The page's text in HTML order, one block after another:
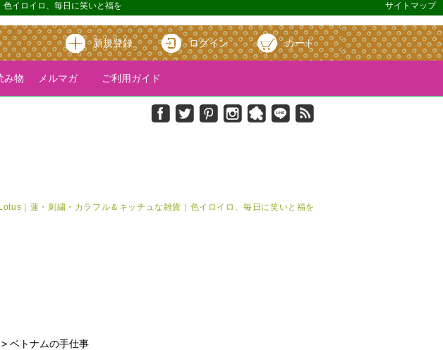
イロイロ、毎日に笑いと福を サイトマップ
新規登録 ログイン カート
み物 メルマガ ご利用ガイド
｜蓮・刺繍・カラフル＆キッチュな雑貨｜色イロイロ、毎日に笑いと福を
> ベトナムの手仕事